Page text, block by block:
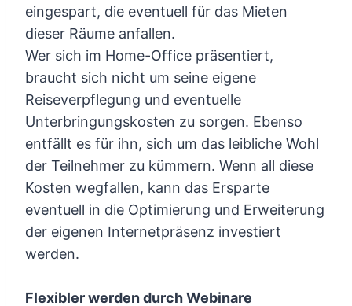
eingespart, die eventuell für das Mieten
dieser Räume anfallen.
Wer sich im Home-Office präsentiert,
braucht sich nicht um seine eigene
Reiseverpflegung und eventuelle
Unterbringungskosten zu sorgen. Ebenso
entfällt es für ihn, sich um das leibliche Wohl
der Teilnehmer zu kümmern. Wenn all diese
Kosten wegfallen, kann das Ersparte
eventuell in die Optimierung und Erweiterung
der eigenen Internetpräsenz investiert
werden.
Flexibler werden durch Webinare